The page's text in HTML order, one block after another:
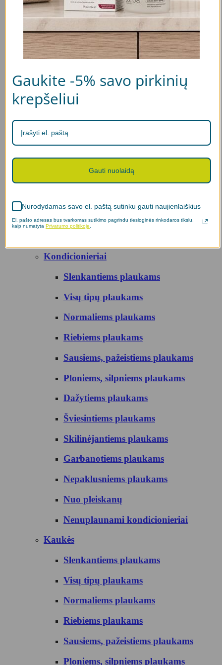
Pilingai
Normaliems plaukams
Riebiems plaukams
Sausiems, pažeistiems plaukams
Ploniems, silpniems plaukams
Šviesintiems plaukams
Skilinėjantiems plaukams
Garbanotiems plaukams
Nuo pleiskanų
Kondicionieriai
Slenkantiems plaukams
Visų tipų plaukams
Normaliems plaukams
Riebiems plaukams
Sausiems, pažeistiems plaukams
Ploniems, silpniems plaukams
Dažytiems plaukams
Šviesintiems plaukams
Skilinėjantiems plaukams
Garbanotiems plaukams
Nepaklusniems plaukams
Nuo pleiskanų
Nenuplaunami kondicionieriai
Kaukės
Slenkantiems plaukams
Visų tipų plaukams
Normaliems plaukams
Riebiems plaukams
Sausiems, pažeistiems plaukams
Ploniems, silpniems plaukams
Gaukite -5% savo pirkinių
krepšeliui
Gauti nuolaidą
Nurodydamas savo el. paštą sutinku gauti naujienlaiškius
El. pašto adresas bus tvarkomas sutikimo pagrindu tiesioginės rinkodaros tikslu,
kaip numatyta Privatumo politikoje